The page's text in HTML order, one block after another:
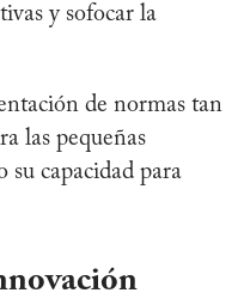
y sofocar la
de normas tan
las pequeñas
su capacidad para